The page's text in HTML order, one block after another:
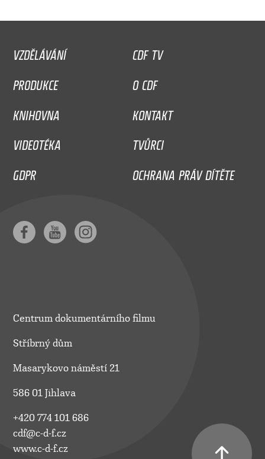
VZDĚLÁVÁNÍ
CDF TV
PRODUKCE
O CDF
KNIHOVNA
KONTAKT
VIDEOTÉKA
TVŮRCI
GDPR
OCHRANA PRÁV DÍTĚTE
Centrum dokumentárního filmu
Stříbrný dům
Masarykovo náměstí 21
586 01 Jihlava
+420 774 101 686
cdf@c-d-f.cz
www.c-d-f.cz